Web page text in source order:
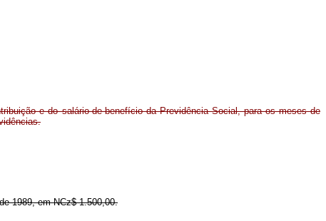
e do salário-de-benefício da Previdência Social, para os meses de
1989, em NCz$ 1.500,00.